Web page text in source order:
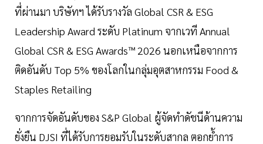
ที่ผ่านมา บริษัทฯ ได้รับรางวัล Global CSR & ESG
Leadership Award ระดับ Platinum จากเวที Annual
Global CSR & ESG Awards™ 2026 นอกเหนือจากการ
ติดอันดับ Top 5% ของโลกในกลุ่มอุตสาหกรรม Food &
Staples Retailing
จากการจัดอันดับของ S&P Global ผู้จัดทำดัชนีด้านความ
ยั่งยืน DJSI ที่ได้รับการยอมรับในระดับสากล ตอกย้ำการ